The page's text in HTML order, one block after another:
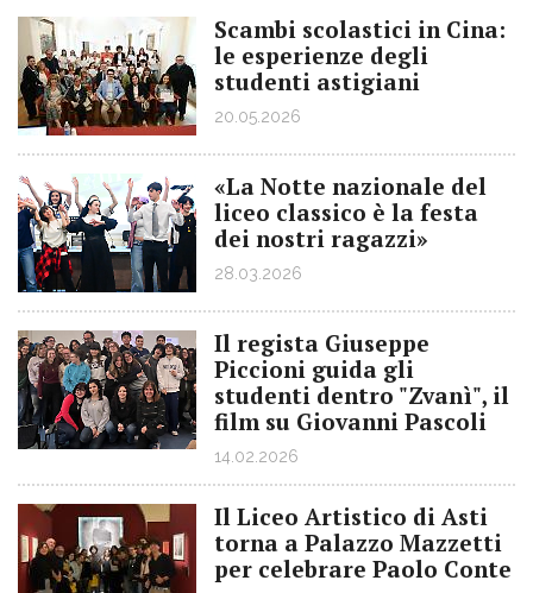
Scambi scolastici in Cina:
le esperienze degli
studenti astigiani
20.05.2026
«La Notte nazionale del
liceo classico è la festa
dei nostri ragazzi»
28.03.2026
Il regista Giuseppe
Piccioni guida gli
studenti dentro "Zvanì", il
film su Giovanni Pascoli
14.02.2026
Il Liceo Artistico di Asti
torna a Palazzo Mazzetti
per celebrare Paolo Conte